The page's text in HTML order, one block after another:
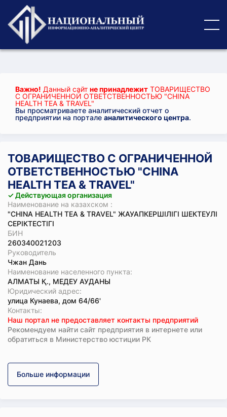
Важно! Данный сайт не принадлежит ТОВАРИЩЕСТВО
С ОГРАНИЧЕННОЙ ОТВЕТСТВЕННОСТЬЮ "CHINA
HEALTH TEA & TRAVEL"
Вы просматриваете аналитический отчет о
предприятии на портале аналитического центра.
ТОВАРИЩЕСТВО С ОГРАНИЧЕННОЙ
ОТВЕТСТВЕННОСТЬЮ "CHINA
HEALTH TEA & TRAVEL"
✓ Действующая организация
Наименование на казахском :
"CHINA HEALTH TEA & TRAVEL" ЖАУАПКЕРШІЛІГІ ШЕКТЕУЛІ
СЕРІКТЕСТІГІ
БИН
260340021203
Руководитель
Чжан Дань
Наименование населенного пункта:
АЛМАТЫ Қ., МЕДЕУ АУДАНЫ
Юридический адрес:
улица Кунаева, дом 64/66'
Koнтaкты:
Наш портал не предоставляет контакты предприятий
Рекомендуем найти сайт предприятия в интернете или
обратиться в Министерство юстиции РК
Больше информации